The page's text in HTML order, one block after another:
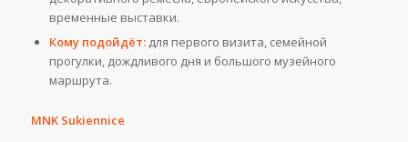
временные выставки.
Кому подойдёт:для первого визита, семейной
прогулки, дождливого дня и большого музейного
маршрута.
MNK Sukiennice